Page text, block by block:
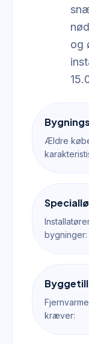
og
Ældre
bygninger:
kræver: